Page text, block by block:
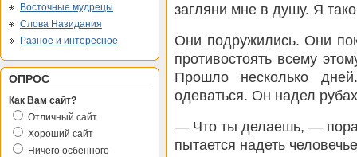
Восточные мудрецы
Слова Назидания
Разное и интересное
ОПРОС
Как Вам сайт?
Отличный сайт
Хороший сайт
Ничего осбенного
загляни мне в душу. Я
Они подружились. Они
противостоять всему
Прошло несколько
одеваться. Он надел
— Что ты делаешь, —
пытается надеть